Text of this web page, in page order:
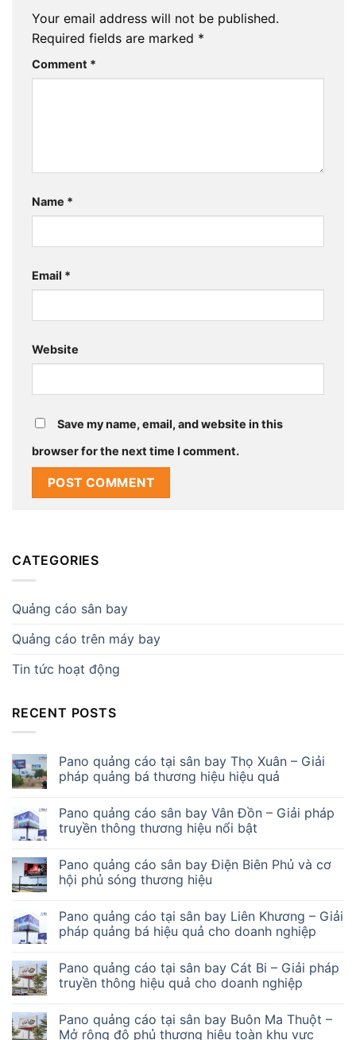
Your email address will not be published.
Required fields are marked *
Comment *
Name *
Email *
Website
Save my name, email, and website in this
browser for the next time I comment.
CATEGORIES
Quảng cáo sân bay
Quảng cáo trên máy bay
Tin tức hoạt động
RECENT POSTS
Pano quảng cáo tại sân bay Thọ Xuân – Giải
pháp quảng bá thương hiệu hiệu quả
Pano quảng cáo sân bay Vân Đồn – Giải pháp
truyền thông thương hiệu nổi bật
Pano quảng cáo sân bay Điện Biên Phủ và cơ
hội phủ sóng thương hiệu
Pano quảng cáo tại sân bay Liên Khương – Giải
pháp quảng bá hiệu quả cho doanh nghiệp
Pano quảng cáo tại sân bay Cát Bi – Giải pháp
truyền thông hiệu quả cho doanh nghiệp
Pano quảng cáo tại sân bay Buôn Ma Thuột –
Mở rộng độ phủ thương hiệu toàn khu vực